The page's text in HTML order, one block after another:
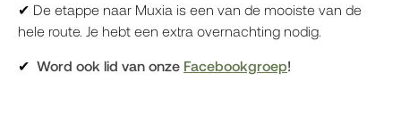
✔ De etappe naar Muxia is een van de mooiste van de
hele route. Je hebt een extra overnachting nodig.
✔ Word ook lid van onze Facebookgroep!